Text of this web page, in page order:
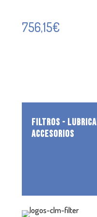
756,15€
FILTROS -
ACCESORIOS